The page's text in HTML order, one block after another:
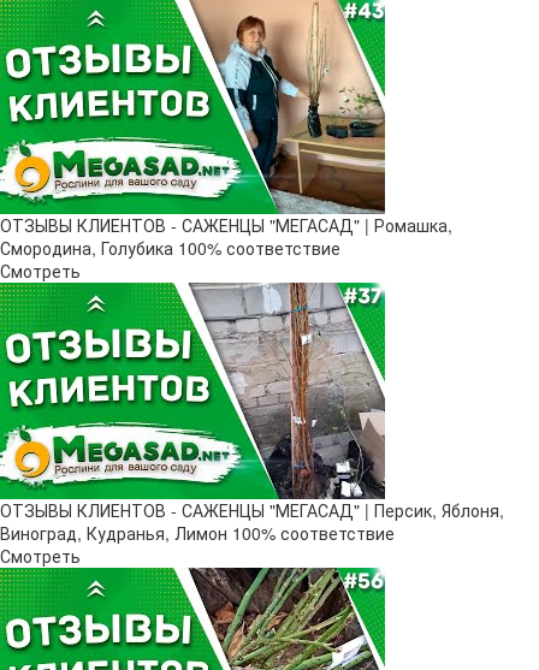
ОТЗЫВЫ КЛИЕНТОВ - САЖЕНЦЫ "МЕГАСАД" | Ромашка,
Смородина, Голубика 100% соответствие
Смотреть
ОТЗЫВЫ КЛИЕНТОВ - САЖЕНЦЫ "МЕГАСАД" | Персик, Яблоня,
Виноград, Кудранья, Лимон 100% соответствие
Смотреть